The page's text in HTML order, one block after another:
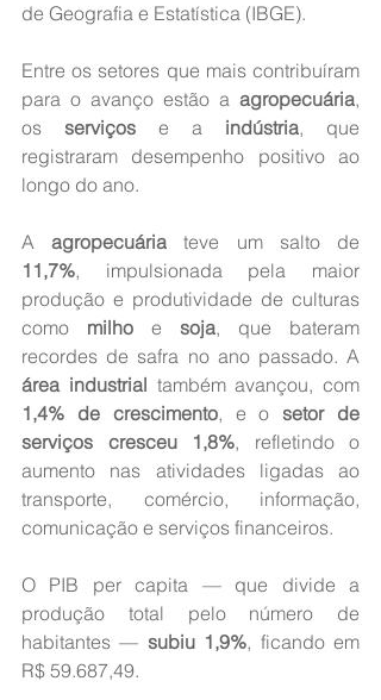
de Geografia e Estatística (IBGE).
Entre os setores que mais contribuíram
para o avanço estão a agropecuária,
os serviços e a indústria, que
registraram desempenho positivo ao
longo do ano.
A agropecuária
11,7%, impulsionada pela maior
produção e produtividade de culturas
como milho e soja, que bateram
área industrial
1,4% de crescimento, e o setor de
serviços cresceu 1,8%, refletindo o
aumento nas atividades ligadas ao
transporte, comércio, informação,
comunicação e serviços financeiros.
O PIB per capita — que divide a
produção total pelo número de
habitantes — subiu 1,9%, ficando em
R$ 59.687,49.